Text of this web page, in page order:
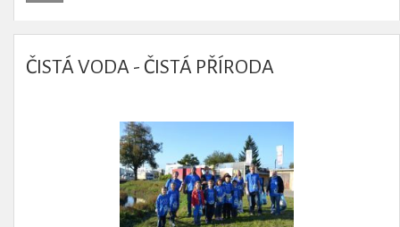
ČISTÁ VODA - ČISTÁ PŘÍRODA